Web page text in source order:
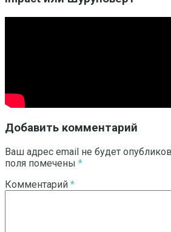
Добавить комментарий
Ваш адрес email не будет
поля помечены *
Комментарий *